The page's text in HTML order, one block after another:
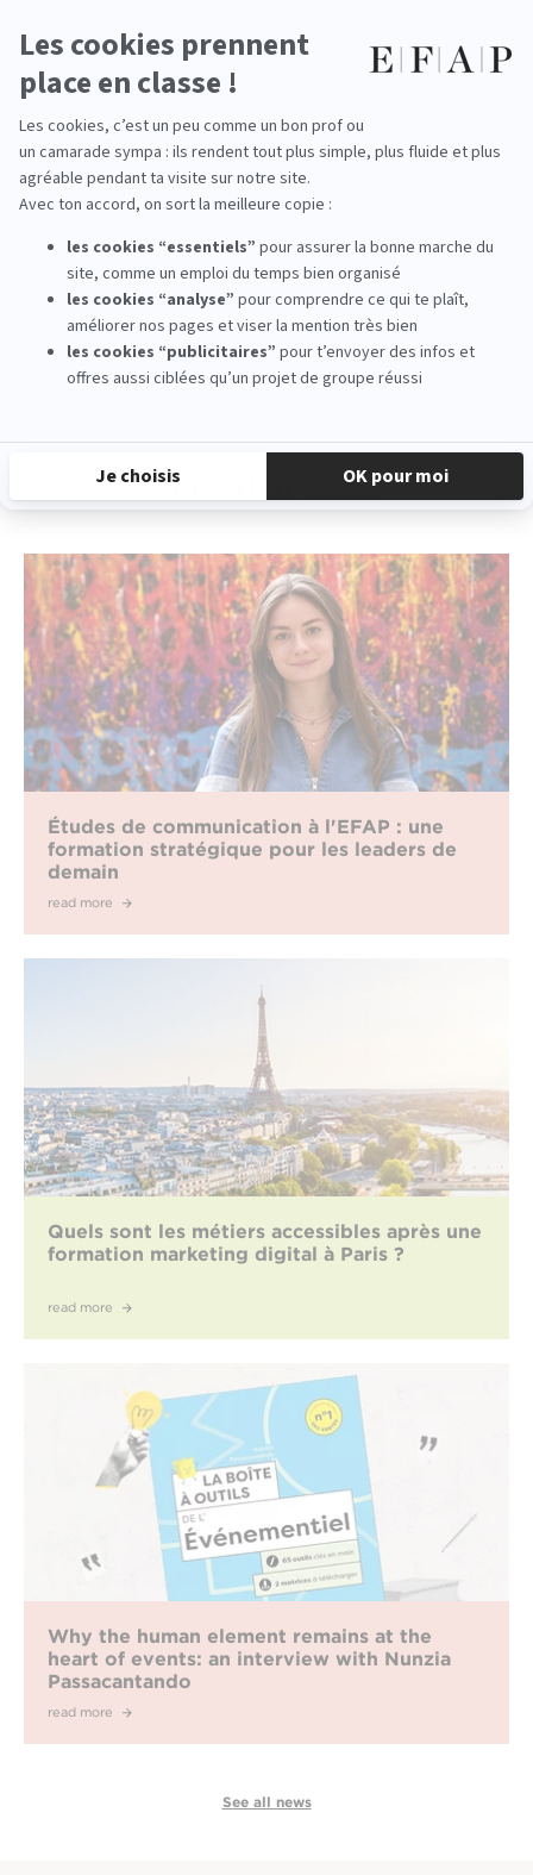
‹ Previous news Next news ›
See other news
Études de communication à l'EFAP : une
formation stratégique pour les leaders de
demain
read more
Quels sont les métiers accessibles après une
formation marketing digital à Paris ?
read more
Why the human element remains at the
heart of events: an interview with Nunzia
Passacantando
read more
See all news